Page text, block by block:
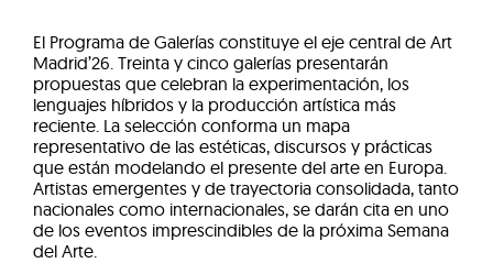
El Programa de Galerías constituye el eje central de Art
Madrid’26. Treinta y cinco galerías presentarán
propuestas que celebran la experimentación, los
lenguajes híbridos y la producción artística más
reciente. La selección conforma un mapa
representativo de las estéticas, discursos y prácticas
que están modelando el presente del arte en Europa.
Artistas emergentes y de trayectoria consolidada, tanto
nacionales como internacionales, se darán cita en uno
de los eventos imprescindibles de la próxima Semana
del Arte.